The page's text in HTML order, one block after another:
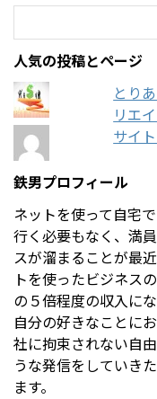
人気の投稿とページ
とり
リエ
サイ
鉄男プロフィール
ネットを使って自宅
行く必要もなく、満
スが溜まることが最
トを使ったビジネス
の５倍程度の収入に
自分の好きなことに
社に拘束されない自
うな発信をしていき
ます。